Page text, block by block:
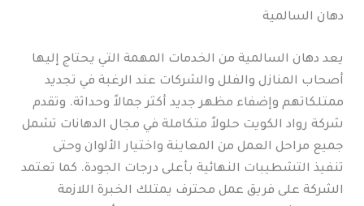
دهان السالمية
يعد دهان السالمية من الخدمات المهمة التي يحتاج إليها
أصحاب المنازل والفلل والشركات عند الرغبة في تجديد
ممتلكاتهم وإضفاء مظهر جديد أكثر جمالاً وحداثة. وتقدم
شركة رواد الكويت حلولاً متكاملة في مجال الدهانات تشمل
جميع مراحل العمل من المعاينة واختيار الألوان وحتى
تنفيذ التشطيبات النهائية بأعلى درجات الجودة. كما تعتمد
الشركة على فريق عمل محترف يمتلك الخبرة اللازمة